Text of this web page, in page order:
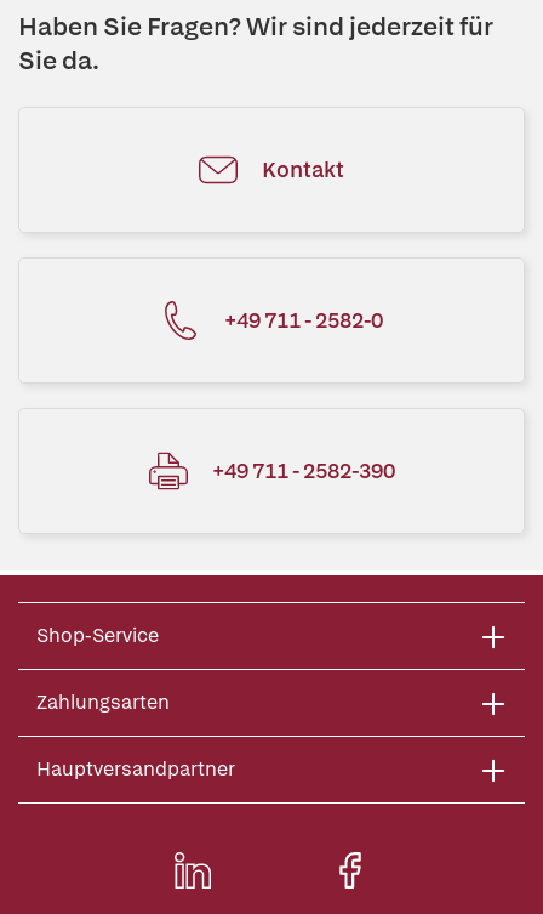
Haben Sie Fragen? Wir sind jederzeit für
Sie da.
Kontakt
+49 711 - 2582-0
+49 711 - 2582-390
Shop-Service
Zahlungsarten
Hauptversandpartner